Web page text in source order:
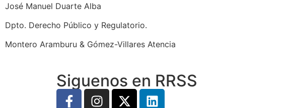
José Manuel Duarte Alba
Dpto. Derecho Público y Regulatorio.
Montero Aramburu & Gómez-Villares Atencia
Siguenos en RRSS